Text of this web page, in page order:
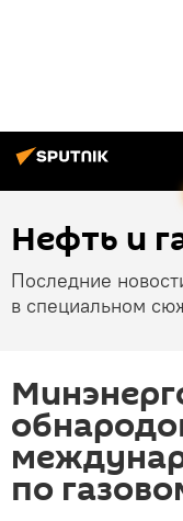
Нефть и
Последние
в специальном
по